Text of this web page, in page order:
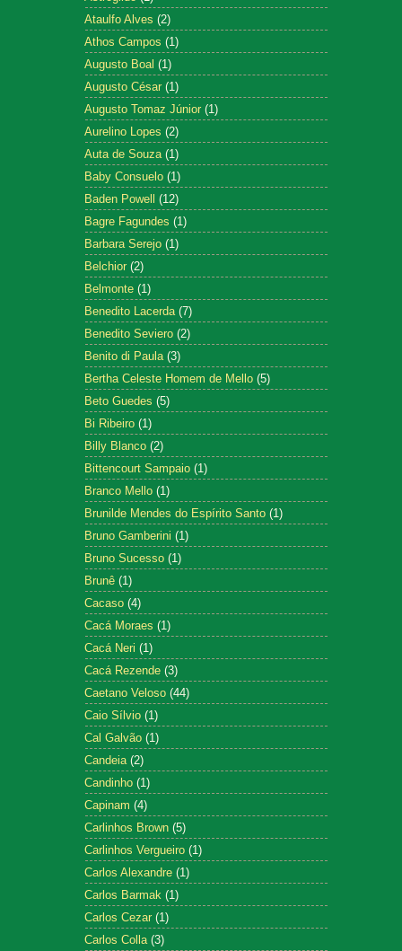
Ataulfo Alves (2)
Athos Campos (1)
Augusto Boal (1)
Augusto César (1)
Augusto Tomaz Júnior (1)
Aurelino Lopes (2)
Auta de Souza (1)
Baby Consuelo (1)
Baden Powell (12)
Bagre Fagundes (1)
Barbara Serejo (1)
Belchior (2)
Belmonte (1)
Benedito Lacerda (7)
Benedito Seviero (2)
Benito di Paula (3)
Bertha Celeste Homem de Mello (5)
Beto Guedes (5)
Bi Ribeiro (1)
Billy Blanco (2)
Bittencourt Sampaio (1)
Branco Mello (1)
Brunilde Mendes do Espírito Santo (1)
Bruno Gamberini (1)
Bruno Sucesso (1)
Brunê (1)
Cacaso (4)
Cacá Moraes (1)
Cacá Neri (1)
Cacá Rezende (3)
Caetano Veloso (44)
Caio Sílvio (1)
Cal Galvão (1)
Candeia (2)
Candinho (1)
Capinam (4)
Carlinhos Brown (5)
Carlinhos Vergueiro (1)
Carlos Alexandre (1)
Carlos Barmak (1)
Carlos Cezar (1)
Carlos Colla (3)